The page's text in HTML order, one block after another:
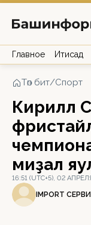
Главное Иҡтисад
Төп бит/Спорт
Кирилл
миҙал
16:51 (UTC+5), 02
IMPORT